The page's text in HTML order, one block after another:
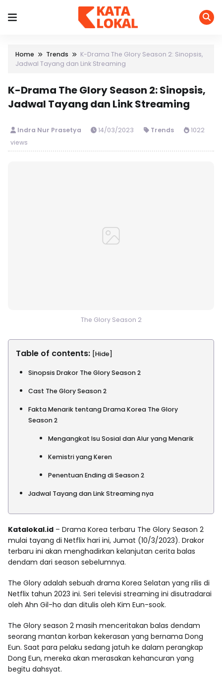
Home Trends
K-Drama The Glory Season 2: Sinopsis,
Jadwal Tayang dan Link Streaming
K-Drama The Glory Season 2: Sinopsis,
Jadwal Tayang dan Link Streaming
Indra Nur Prasetya 14/03/2023 Trends
1022
views
The Glory Season 2
Table of contents: [Hide]
Sinopsis Drakor The Glory Season 2
Cast The Glory Season 2
Fakta Menarik tentang Drama Korea The Glory
Season 2
Mengangkat Isu Sosial dan Alur yang Menarik
Kemistri yang Keren
Penentuan Ending di Season 2
Jadwal Tayang dan Link Streaming nya
Katalokal.id – Drama Korea terbaru The Glory Season 2
mulai tayang di Netflix hari ini, Jumat (10/3/2023). Drakor
terbaru ini akan menghadirkan kelanjutan cerita balas
dendam dari season sebelumnya.
The Glory adalah sebuah drama Korea Selatan yang rilis di
Netflix tahun 2023 ini. Seri televisi streaming ini disutradarai
oleh Ahn Gil-ho dan ditulis oleh Kim Eun-sook.
The Glory season 2 masih menceritakan balas dendam
seorang mantan korban kekerasan yang bernama Dong
Eun. Saat para pelaku sedang jatuh ke dalam perangkap
Dong Eun, mereka akan merasakan kehancuran yang
begitu dahsyat.